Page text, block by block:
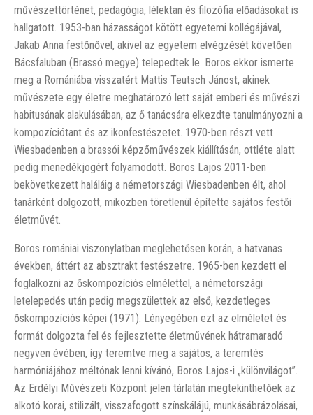
művészettörténet, pedagógia, lélektan és filozófia előadásokat is
hallgatott. 1953-ban házasságot kötött egyetemi kollégájával,
Jakab Anna festőnővel, akivel az egyetem elvégzését követően
Bácsfaluban (Brassó megye) telepedtek le. Boros ekkor ismerte
meg a Romániába visszatért Mattis Teutsch Jánost, akinek
művészete egy életre meghatározó lett saját emberi és művészi
habitusának alakulásában, az ő tanácsára elkezdte tanulmányozni a
kompozíciótant és az ikonfestészetet. 1970-ben részt vett
Wiesbadenben a brassói képzőművészek kiállításán, ottléte alatt
pedig menedékjogért folyamodott. Boros Lajos 2011-ben
bekövetkezett haláláig a németországi Wiesbadenben élt, ahol
tanárként dolgozott, miközben töretlenül építette sajátos festői
életművét.
Boros romániai viszonylatban meglehetősen korán, a hatvanas
években, áttért az absztrakt festészetre. 1965-ben kezdett el
foglalkozni az őskompozíciós elmélettel, a németországi
letelepedés után pedig megszülettek az első, kezdetleges
őskompozíciós képei (1971). Lényegében ezt az elméletet és
formát dolgozta fel és fejlesztette életművének hátramaradó
negyven évében, így teremtve meg a sajátos, a teremtés
harmóniájához méltónak lenni kívánó, Boros Lajos-i „különvilágot”.
Az Erdélyi Művészeti Központ jelen tárlatán megtekinthetőek az
alkotó korai, stilizált, visszafogott színskálájú, munkásábrázolásai,